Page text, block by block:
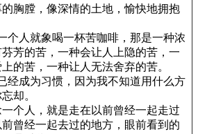
胸膛，像深情的土地，愉快地拥抱
个人就象喝一杯苦咖啡，那是一种浓
芳的苦，一种会让人上隐的苦，一
的苦，一种让人无法舍弃的苦。
经成为习惯，因为我不知道用什么方
却。
个人，就是走在以前曾经一起走过
曾经一起去过的地方，眼前看到的